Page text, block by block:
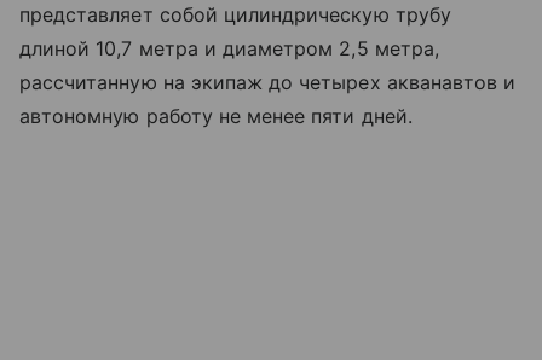
представляет собой цилиндрическую трубу
длиной 10,7 метра и диаметром 2,5 метра,
рассчитанную на экипаж до четырех акванавтов и
автономную работу не менее пяти дней.